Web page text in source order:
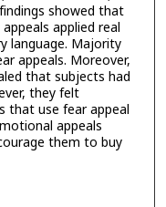
showed that
applied real
language. Majority
appeals. Moreover,
that subjects had
they felt
that use fear appeal
appeals
them to buy